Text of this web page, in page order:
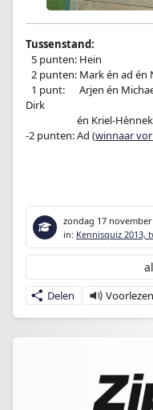
Tussenstand:
5 punten: Hein
2 punten: Mark én ad én
1 punt:
Arjen én
Dirk
én Kriel-
-2 punten: Ad (winnaar
zondag 17 november
in: Kennisquiz 2013,
Delen